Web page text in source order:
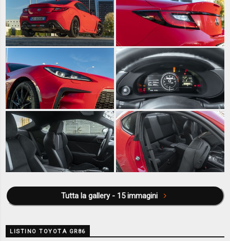
Tutta la gallery - 15 immagini
LISTINO TOYOTA GR86